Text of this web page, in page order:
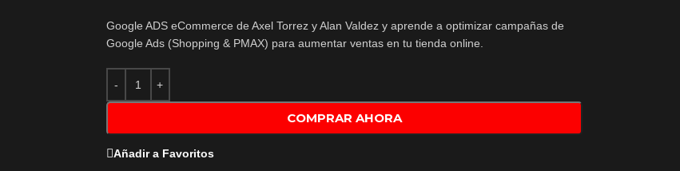
Google ADS eCommerce de Axel Torrez y Alan Valdez y aprende a optimizar campañas de
Google Ads (Shopping & PMAX) para aumentar ventas en tu tienda online.
COMPRAR AHORA
Añadir a Favoritos